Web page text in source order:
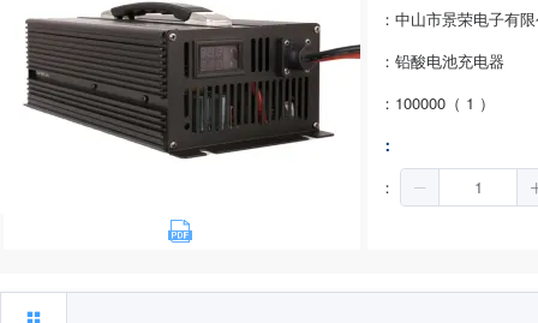
：中山市景荣电子有
：铅酸电池充电器
：100000（ 1 ）
：
：